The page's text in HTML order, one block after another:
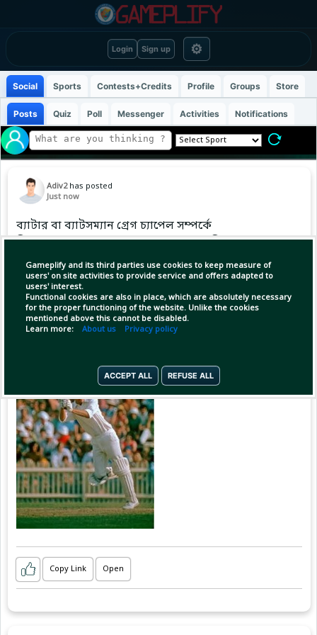
Login Sign up ⚙
Gameplify and its third parties use cookies to keep measure of
users' on site activities to provide service and offers adapted to
users' interest.
Functional cookies are also in place, which are absolutely necessary
for the proper functioning of the website. Unlike the cookies
mentioned above this cannot be disabled.
Learn more: About us Privacy policy
ACCEPT ALL REFUSE ALL
Social Sports Contests+Credits Profile Groups Store
Posts Quiz Poll Messenger Activities Notifications
Adiv2 has posted
Just now
ব্যাটার বা ব্যাটসম্যান গ্রেগ চ্যাপেল সম্পর্কে
বিশেষজ্ঞদের কাছ থেকে প্রশংসা ছাড়া অন্য কিছু বোধহয়
পড়িনি বা শুনিনি। ওঁর রেকর্ড তেমনই। ফলে নিন্দে-মন্দ
করার মতো ফাটল হয়তো তাঁদের চোখে পড়েওনি। সেই
আমলে প্রায় ৫৪ টেস্ট গড়! ভাবাই যায় না! জীবনের
প্রথম এবং শেষ ট
Copy Link Open